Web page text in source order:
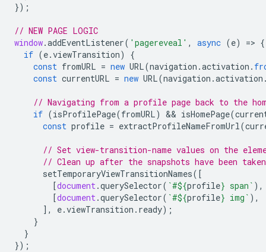
});
// NEW PAGE LOGIC
window.addEventListener( 'pagereveal' , async (e) => {
if (e.viewTransition)
{
const fromURL = new URL(navigation .activation .
const currentURL = new URL(navigation .activation
// Navigating from a profile page back to the
if (isProfilePage(fromURL) && isHomePage(
const profile = extractProfileNameFromUrl (
// Set view-transition-name values on the
// Clean up after the snapshots have been taken
setTemporaryViewTransitionNames([
[document .querySelector( `#${profile} span` ),
[document .querySelector( `#${profile} img` ),
],
e.viewTransition . ready);
}
}
});